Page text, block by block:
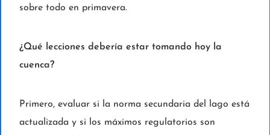
sobre todo en primavera.
¿Qué lecciones debería estar tomando hoy la
cuenca?
Primero, evaluar si la norma secundaria del lago está
actualizada y si los máximos regulatorios son